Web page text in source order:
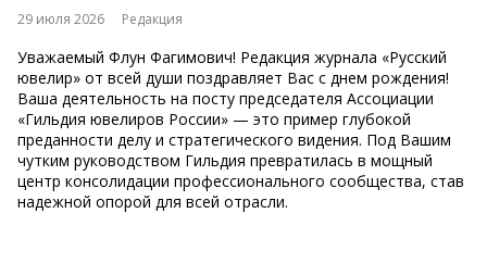
29 июля 2026 Редакция
Уважаемый Флун Фагимович! Редакция журнала «Русский
ювелир» от всей души поздравляет Вас с днем рождения!
Ваша деятельность на посту председателя Ассоциации
«Гильдия ювелиров России» — это пример глубокой
преданности делу и стратегического видения. Под Вашим
чутким руководством Гильдия превратилась в мощный
центр консолидации профессионального сообщества, став
надежной опорой для всей отрасли.